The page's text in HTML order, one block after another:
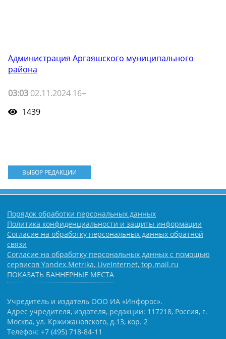
Администрация Аргаяшского муниципального
района
03:03 02.11.2024 16+
1439
ВЫБОР РЕДАКЦИИ
Порядок обработки персональных данных
Политика конфиденциальности и защиты информации
Согласие на обработку персональных данных обратной
связи
Согласие на обработку персональных данных с помощью
сервисов Yandex.Metrika, LiveInternet, top.mail.ru
ПОКАЗАТЬ БАННЕРНЫЕ МЕСТА
Учредитель и издатель ООО ИА «Инфорос».
Адрес учредителя, издателя, редакции: 117218, Россия, г.
Москва, ул. Кржижановского, д.13, кор. 2
Телефон: +7 (495) 718-84-11